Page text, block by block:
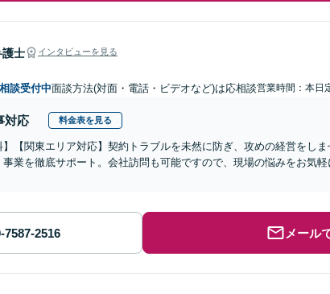
護士 インタビューを見る
談受付中面談方法(対面・電話・ビデオなど)は応相談営業時間：本日
対応 料金表を見る
】【関東エリア対応】契約トラブルを未然に防ぎ、攻めの経営をし
事業を徹底サポート。会社訪問も可能ですので、現場の悩みをお気
メール